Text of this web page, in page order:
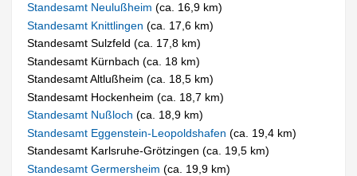
Standesamt Neulußheim(ca. 16,9 km)
Standesamt Knittlingen(ca. 17,6 km)
Standesamt Sulzfeld (ca. 17,8 km)
Standesamt Kürnbach (ca. 18 km)
Standesamt Altlußheim (ca. 18,5 km)
Standesamt Hockenheim (ca. 18,7 km)
Standesamt Nußloch(ca. 18,9 km)
Standesamt Eggenstein-Leopoldshafen(ca. 19,4 km)
Standesamt Karlsruhe-Grötzingen (ca. 19,5 km)
Standesamt Germersheim(ca. 19,9 km)